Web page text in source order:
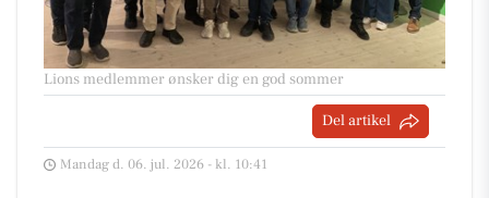
Lions medlemmer ønsker dig en god sommer
Del artikel
Mandag d. 06. jul. 2026 - kl. 10:41